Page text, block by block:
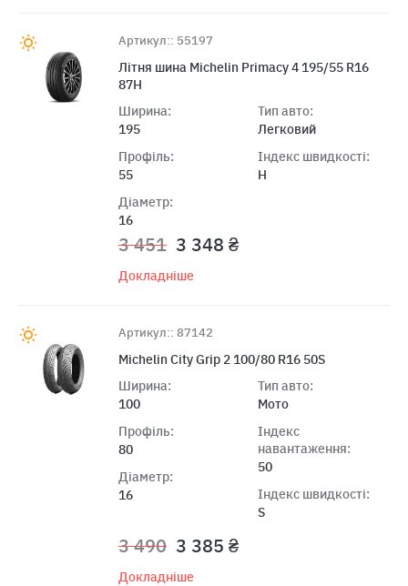
Артикул:: 55197
Літня шина Michelin Primacy 4 195/55 R16
87H
Ширина:
195
Профіль:
55
Діаметр:
16
Тип авто:
Легковий
Індекс швидкості:
H
3 451 3 348 ₴
Докладніше
Артикул:: 87142
Michelin City Grip 2 100/80 R16 50S
Ширина:
100
Профіль:
80
Діаметр:
16
Тип авто:
Мото
Індекс
навантаження:
50
Індекс швидкості:
S
3 490 3 385 ₴
Докладніше